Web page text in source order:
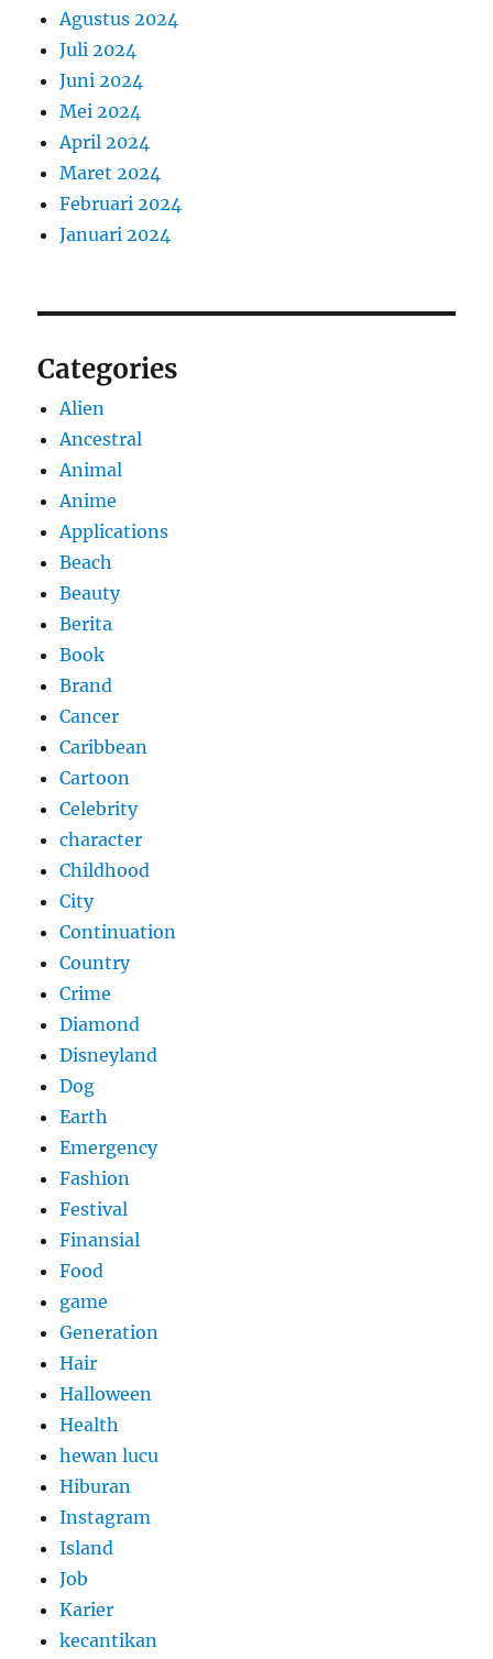
Agustus 2024
Juli 2024
Juni 2024
Mei 2024
April 2024
Maret 2024
Februari 2024
Januari 2024
Categories
Alien
Ancestral
Animal
Anime
Applications
Beach
Beauty
Berita
Book
Brand
Cancer
Caribbean
Cartoon
Celebrity
character
Childhood
City
Continuation
Country
Crime
Diamond
Disneyland
Dog
Earth
Emergency
Fashion
Festival
Finansial
Food
game
Generation
Hair
Halloween
Health
hewan lucu
Hiburan
Instagram
Island
Job
Karier
kecantikan